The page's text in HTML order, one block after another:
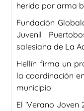
herido por arma
Fundación
Juvenil
salesiana de La
Hellín firma un
la coordinación
municipio
El ‘Verano Joven